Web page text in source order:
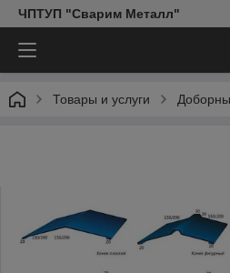
ЧПТУП "Сварим Металл"
Товары и услуги